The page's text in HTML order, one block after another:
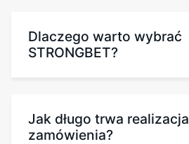
Dlaczego warto wybrać
STRONGBET?
Jak długo trwa realizacja
zamówienia?